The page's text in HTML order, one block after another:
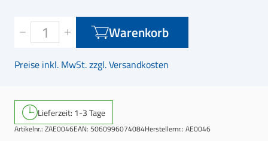
Warenkorb
Preise inkl. MwSt. zzgl. Versandkosten
Lieferzeit: 1-3 Tage
Artikelnr.: ZAE0046EAN: 5060996074084Herstellernr.: AE0046